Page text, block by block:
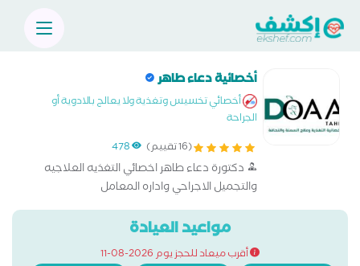
أخصائية دعاء طاهر
أخصائي تخسيس وتغذية ولا يعالج بالادوية أو
الجراحة
(16 تقييم)
478
دكتورة دعاء طاهر اخصائي التغذيه العلاجيه
والتجميل الاجراحي واداره المعامل
مواعيد العيادة
أقرب ميعاد للحجز يوم 2026-08-11